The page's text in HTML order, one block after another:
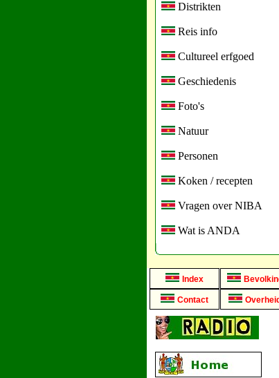
Distrikten
Reis info
Cultureel erfgoed
Geschiedenis
Foto's
Natuur
Personen
Koken / recepten
Vragen over NIBA
Wat is ANDA
Index
Contact Overheid